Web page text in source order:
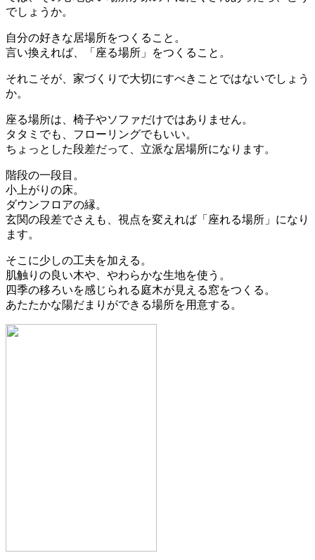
でしょうか。
自分の好きな居場所をつくること。
言い換えれば、「座る場所」をつくること。
それこそが、家づくりで大切にすべきことではないでしょう
か。
座る場所は、椅子やソファだけではありません。
タタミでも、フローリングでもいい。
ちょっとした段差だって、立派な居場所になります。
階段の一段目。
小上がりの床。
ダウンフロアの縁。
玄関の段差でさえも、視点を変えれば「座れる場所」になり
ます。
そこに少しの工夫を加える。
肌触りの良い木や、やわらかな生地を使う。
四季の移ろいを感じられる庭木が見える窓をつくる。
あたたかな陽だまりができる場所を用意する。